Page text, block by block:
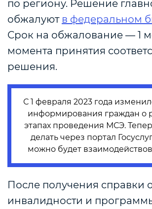
по региону. Решение
обжалуют в федеральном
Срок на обжалование — 1
момента принятия
решения.
С 1 февраля 2023 года
информирования граждан о
этапах проведения МСЭ.
делать через портал
можно будет
После получения справки
инвалидности и